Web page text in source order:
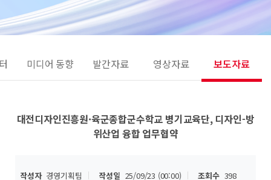
미디어 동향 발간자료 영상자료 보도자료
대전디자인진흥원·육군종합군수학교 병기교육단, 디자인-방
위산업 융합 업무협약
작성자 경영기획팀 작성일 25/09/23 (00:00) 조회수 398